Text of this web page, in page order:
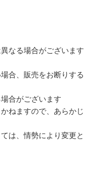
なる場合がございます
合、販売をお断りする
合がございます
ねますので、あらかじ
は、情勢により変更と